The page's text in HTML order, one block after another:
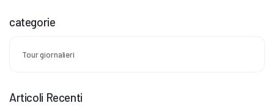
categorie
Tour giornalieri
Articoli Recenti